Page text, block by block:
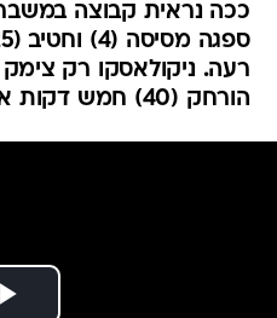
ככה נראית קבוצה
הורחק (40) חמש דקות אחרי שנכנס כמחליף